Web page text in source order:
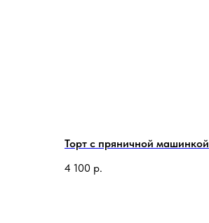
Торт с пряничной машинкой
4 100 р.